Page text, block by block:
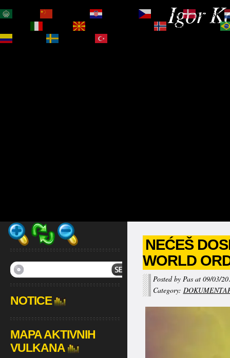
Igor
NEĆEŠ
WORLD
Posted by Pas at 09/03/
Category:
NOTICE
MAPA AKTIVNIH
VULKANA
Čeština‎
Dansk
Norsk bokmål